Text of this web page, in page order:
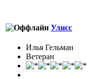
Улисс
Илья Гельман
Ветеран